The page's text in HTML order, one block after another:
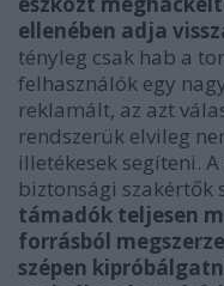
ellenében adja
tényleg csak hab a
felhasználók egy
reklamált, az azt
rendszerük elvileg
illetékesek segíteni.
biztonsági szakértők
támadók teljesen
forrásból
szépen